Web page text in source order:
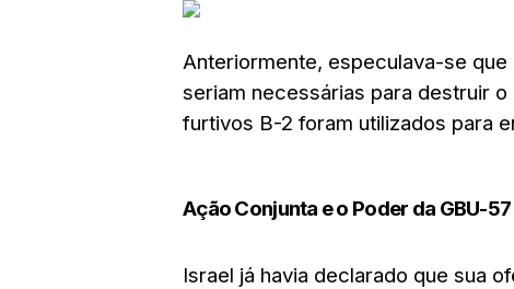
Anteriormente, especulava-se que
seriam necessárias para destruir
furtivos B-2 foram utilizados para
Ação Conjunta e o Poder da GBU-57
Israel já havia declarado que sua